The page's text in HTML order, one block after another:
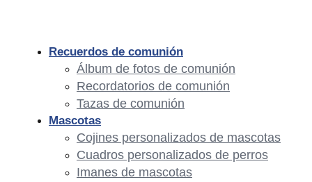
Recuerdos de comunión
Álbum de fotos de comunión
Recordatorios de comunión
Tazas de comunión
Mascotas
Cojines personalizados de mascotas
Cuadros personalizados de perros
Imanes de mascotas